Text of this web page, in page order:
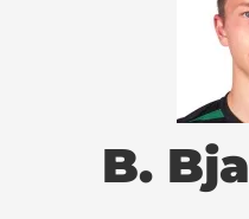
B.